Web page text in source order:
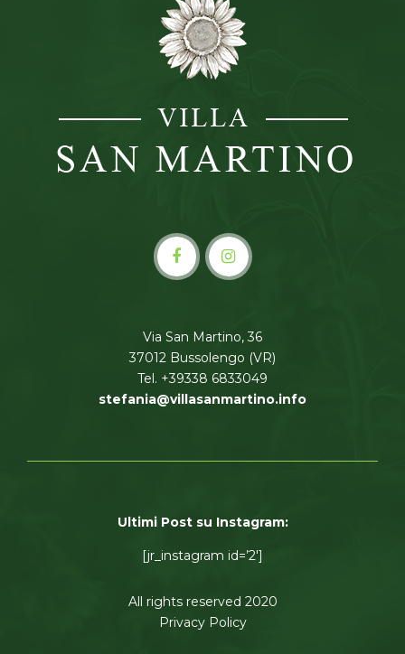
Via San Martino, 36
37012 Bussolengo (VR)
Tel. +39338 6833049
stefania@villasanmartino.info
Ultimi Post su Instagram:
[jr_instagram id=’2′]
All rights reserved 2020
Privacy Policy